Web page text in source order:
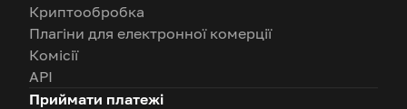
Криптообробка
Плагіни для електронної комерції
Комісії
API
Приймати платежі